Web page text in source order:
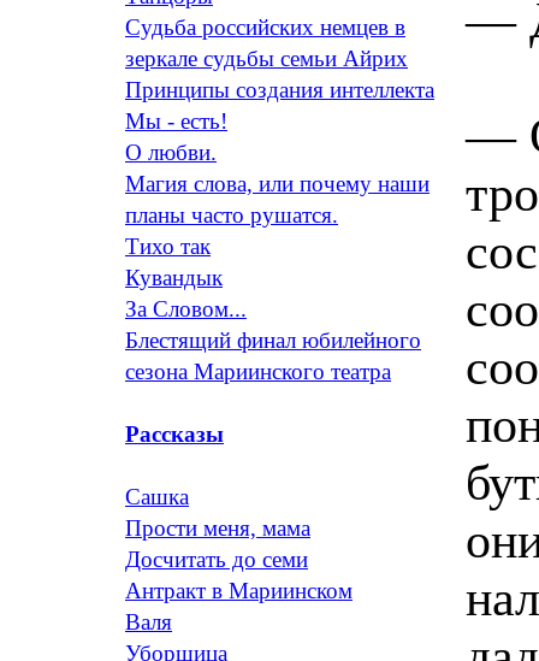
Судьба российских немцев в
зеркале судьбы семьи Айрих
Принципы создания интеллекта
Мы - есть!
О любви.
Магия слова, или почему наши
планы часто рушатся.
Тихо так
Кувандык
За Словом...
Блестящий финал юбилейного
сезона Мариинского театра
Рассказы
Сашка
Прости меня, мама
Досчитать до семи
Антракт в Мариинском
Валя
Уборщица
—
—